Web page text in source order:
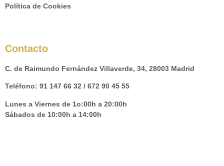
Política de Cookies
Contacto
C. de Raimundo Fernández Villaverde, 34, 28003 Madrid
Teléfono: 91 147 66 32 / 672 90 45 55
Lunes a Viernes de 1o:00h a 20:00h
Sábados de 10:00h a 14:00h